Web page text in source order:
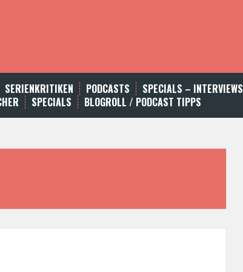
SERIENKRITIKEN PODCASTS SPECIALS – INTERVIEWS
SPECIALS BLOGROLL / PODCAST TIPPS